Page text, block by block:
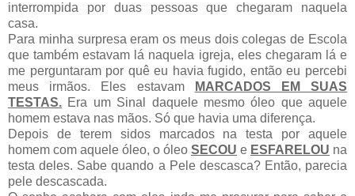
interrompida por duas pessoas que chegaram naquela
casa.
Para minha surpresa eram os meus dois colegas de Escola
que também estavam lá naquela igreja, eles chegaram lá e
me perguntaram por quê eu havia fugido, então eu percebi
meus irmãos. Eles estavam
MARCADOS EM SUAS
TESTAS. Era um Sinal daquele mesmo óleo que aquele
homem estava nas mãos. Só que havia uma diferença.
Depois de terem sidos marcados na testa por aquele
homem com aquele óleo, o óleo SECOU e ESFARELOU na
testa deles. Sabe quando a Pele descasca? Então, parecia
pele descascada.